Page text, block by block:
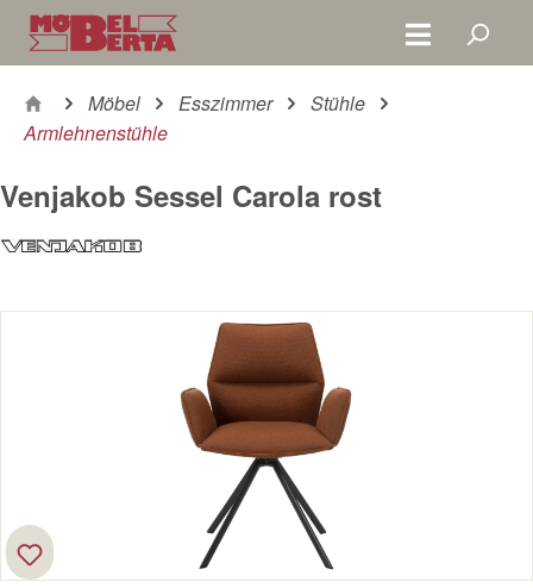
Zum Hauptinhalt springen
Möbel Esszimmer
Stühle
Armlehnenstühle
Venjakob Sessel Carola rost
Bildergalerie überspringen